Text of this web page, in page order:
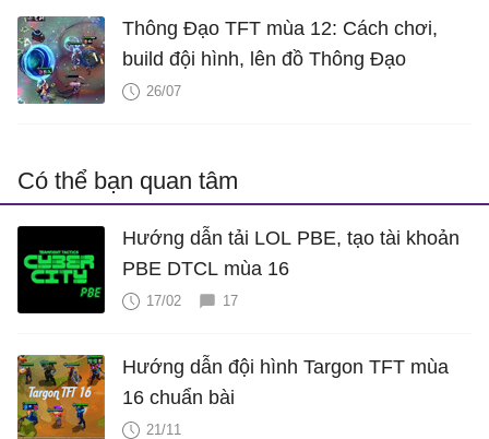
Thông Đạo TFT mùa 12: Cách chơi,
build đội hình, lên đồ Thông Đạo
26/07
Có thể bạn quan tâm
Hướng dẫn tải LOL PBE, tạo tài khoản
PBE DTCL mùa 16
17/02 17
Hướng dẫn đội hình Targon TFT mùa
16 chuẩn bài
21/11